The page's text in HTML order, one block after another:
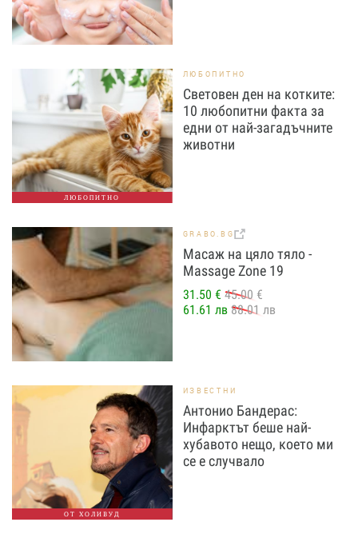
ЛЮБОПИТНО
ЛЮБОПИТНО
Световен ден на котките:
10 любопитни факта за
едни от най-загадъчните
животни
GRABO.BG
Масаж на цяло тяло -
Massage Zone 19
31.50 € 45.00 €
61.61 лв 88.01 лв
ОТ ХОЛИВУД
ИЗВЕСТНИ
Антонио Бандерас:
Инфарктът беше най-
хубавото нещо, което ми
се е случвало